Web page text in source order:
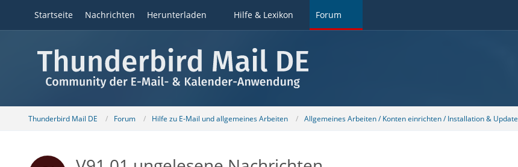
Startseite Nachrichten Herunterladen Hilfe & Lexikon Forum
Thunderbird Mail DE Forum Hilfe zu E-Mail und allgemeines Arbeiten Allgemeines Arbeiten / Konten einrichten / Installation & Update